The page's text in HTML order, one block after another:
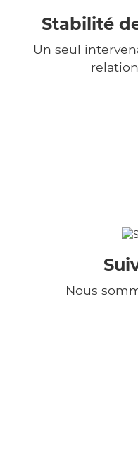
Stabilité
Un seul
Nous